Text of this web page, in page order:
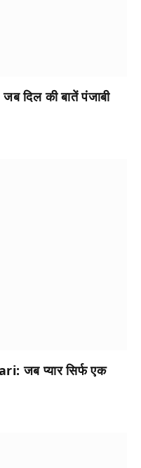
की बातें पंजाबी
जब प्यार सिर्फ एक